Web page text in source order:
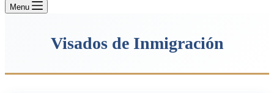
Menu
Visados de Inmigración